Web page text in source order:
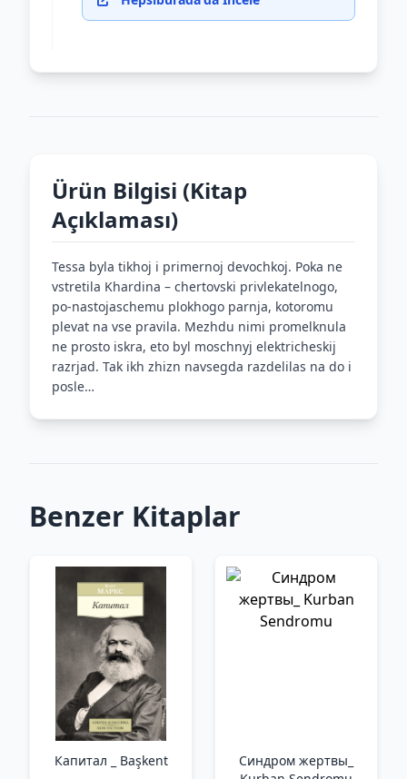
Ürün Bilgisi (Kitap
Açıklaması)
Tessa byla tikhoj i primernoj devochkoj. Poka ne
vstretila Khardina – chertovski privlekatelnogo,
po-nastojaschemu plokhogo parnja, kotoromu
plevat na vse pravila. Mezhdu nimi promelknula
ne prosto iskra, eto byl moschnyj elektricheskij
razrjad. Tak ikh zhizn navsegda razdelilas na do i
posle…
Benzer Kitaplar
Капитал _ Başkent
Синдром жертвы_